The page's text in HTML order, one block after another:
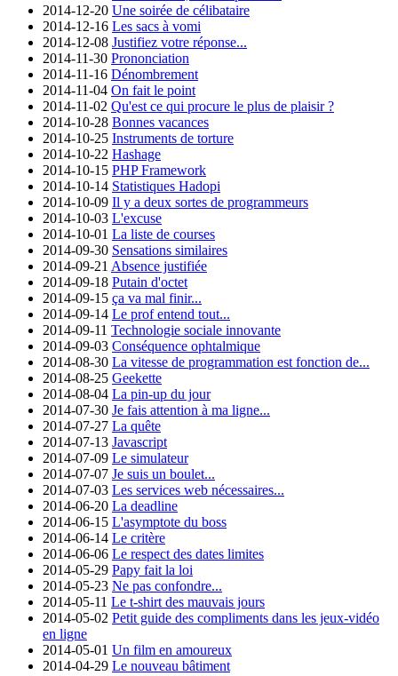
2014-12-20 Une soirée de célibataire
2014-12-16 Les sacs à vomi
2014-12-08 Justifiez votre réponse...
2014-11-30 Prononciation
2014-11-16 Dénombrement
2014-11-04 On fait le point
2014-11-02 Qu'est ce qui procure le plus de plaisir ?
2014-10-28 Bonnes vacances
2014-10-25 Instruments de torture
2014-10-22 Hashage
2014-10-15 PHP Framework
2014-10-14 Statistiques Hadopi
2014-10-09 Il y a deux sortes de programmeurs
2014-10-03 L'excuse
2014-10-01 La liste de courses
2014-09-30 Sensations similaires
2014-09-21 Absence justifiée
2014-09-18 Putain d'octet
2014-09-15 ça va mal finir...
2014-09-14 Le prof entend tout...
2014-09-11 Technologie sociale innovante
2014-09-03 Conséquence ophtalmique
2014-08-30 La vitesse de programmation est fonction de...
2014-08-25 Geekette
2014-08-04 La pin-up du jour
2014-07-30 Je fais attention à ma ligne...
2014-07-27 La quête
2014-07-13 Javascript
2014-07-09 Le simulateur
2014-07-07 Je suis un boulet...
2014-07-03 Les services web nécessaires...
2014-06-20 La deadline
2014-06-15 L'asymptote du boss
2014-06-14 Le critère
2014-06-06 Le respect des dates limites
2014-05-29 Papy fait la loi
2014-05-23 Ne pas confondre...
2014-05-11 Le t-shirt des mauvais jours
2014-05-02 Petit guide des compliments dans les jeux-vidéo
en ligne
2014-05-01 Un film en amoureux
2014-04-29 Le nouveau bâtiment